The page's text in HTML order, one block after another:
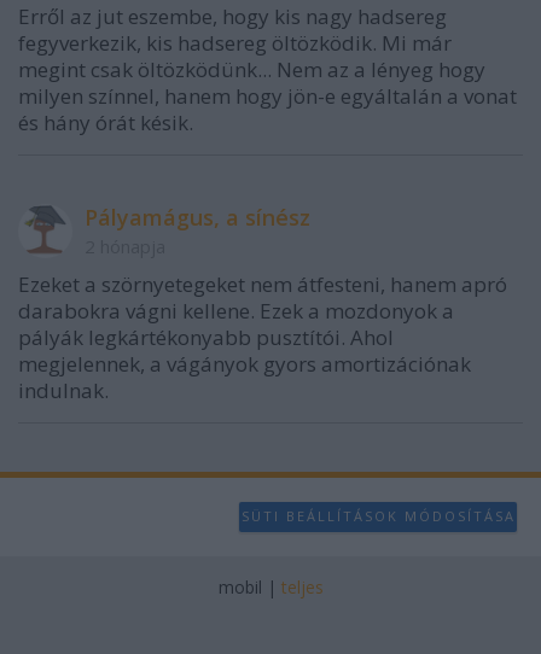
Erről az jut eszembe, hogy kis nagy hadsereg
fegyverkezik, kis hadsereg öltözködik. Mi már
megint csak öltözködünk... Nem az a lényeg hogy
milyen színnel, hanem hogy jön-e egyáltalán a vonat
és hány órát késik.
Pályamágus, a sínész
Ezeket a szörnyetegeket nem átfesteni, hanem apró
darabokra vágni kellene. Ezek a mozdonyok a
pályák legkártékonyabb pusztítói. Ahol
megjelennek, a vágányok gyors amortizációnak
indulnak.
SÜTI BEÁLLÍTÁSOK MÓDOSÍTÁSA
mobil | teljes